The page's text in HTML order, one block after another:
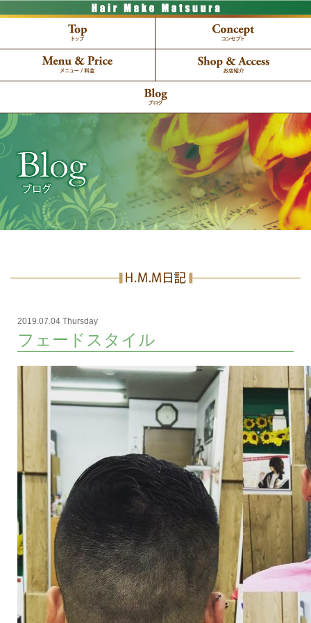
2019.07.04 Thursday
フェードスタイル